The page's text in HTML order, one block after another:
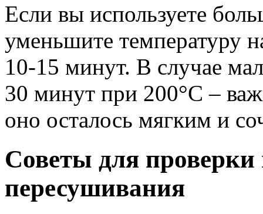
Если вы используете
уменьшите температуру
10-15 минут. В случае
30 минут при 200°C –
оно осталось мягким и
Советы для проверки
пересушивания